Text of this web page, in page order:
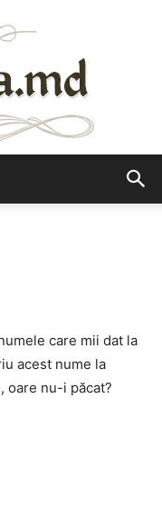
care mii dat la
acest nume la
oare nu-i păcat?